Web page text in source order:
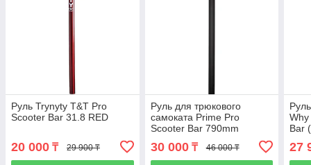
Руль Trynyty T&T Pro
Scooter Bar 31.8 RED
20 000 ₸ 29 900 ₸
Руль для трюкового
самоката Prime Pro
Scooter Bar 790mm
30 000₸ 46 000 ₸
Bar
27